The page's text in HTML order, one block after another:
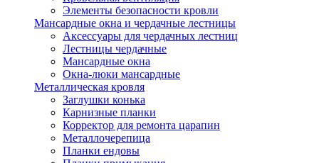
Элементы безопасности кровли
Мансардные окна и чердачные лестницы
Аксессуары для чердачных лестниц
Лестницы чердачные
Мансардные окна
Окна-люки мансардные
Металлическая кровля
Заглушки конька
Карнизные планки
Корректор для ремонта царапин
Металлочерепица
Планки ендовы